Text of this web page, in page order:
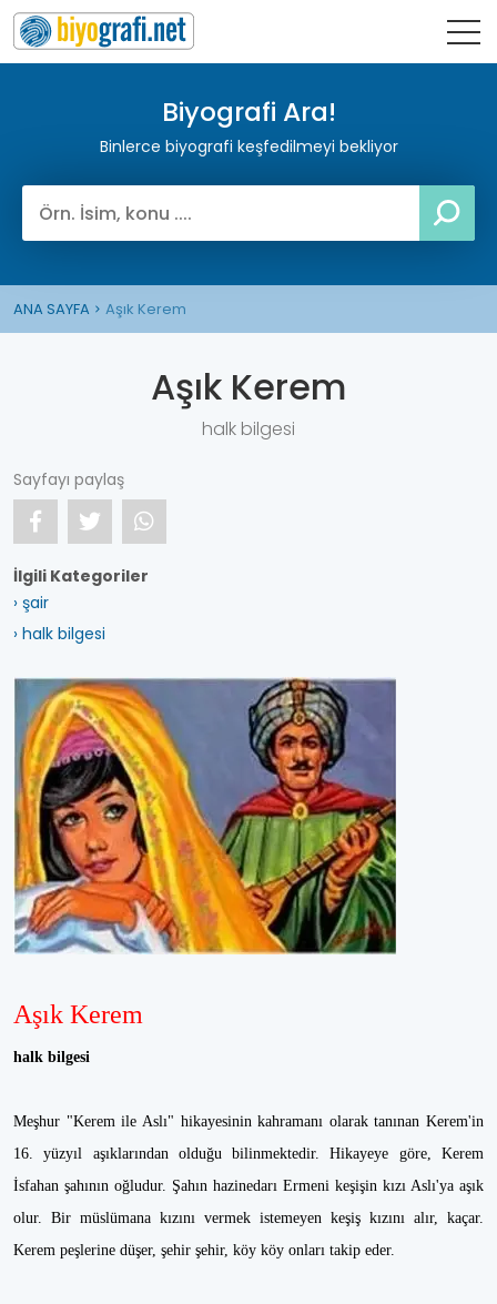
Biyografi Ara!
Binlerce biyografi keşfedilmeyi bekliyor
ANA SAYFA Aşık Kerem
Aşık Kerem
halk bilgesi
Sayfayı paylaş
İlgili Kategoriler
› şair
› halk bilgesi
Aşık Kerem
halk bilgesi
Meşhur "Kerem ile Aslı" hikayesinin kahramanı olarak tanınan Kerem'in
16. yüzyıl aşıklarından olduğu bilinmektedir. Hikayeye göre, Kerem
İsfahan şahının oğludur. Şahın hazinedarı Ermeni keşişin kızı Aslı'ya aşık
olur. Bir müslümana kızını vermek istemeyen keşiş kızını alır, kaçar.
Kerem peşlerine düşer, şehir şehir, köy köy onları takip eder.